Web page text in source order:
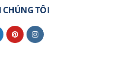
CHÚNG TÔI